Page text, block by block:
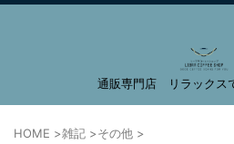
通販専門店 リラックス
LIBRA
HOME >雑記 >その他 >